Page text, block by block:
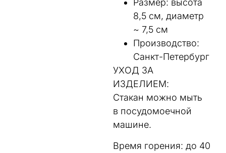
Размер: высота
8,5 см, диаметр
~ 7,5 см
Производство:
Санкт-Петербург
УХОД ЗА
ИЗДЕЛИЕМ:
Стакан можно мыть
в посудомоечной
машине.
Время горения: до 40